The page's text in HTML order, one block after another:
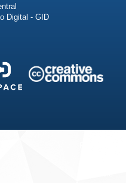
Digital - GID